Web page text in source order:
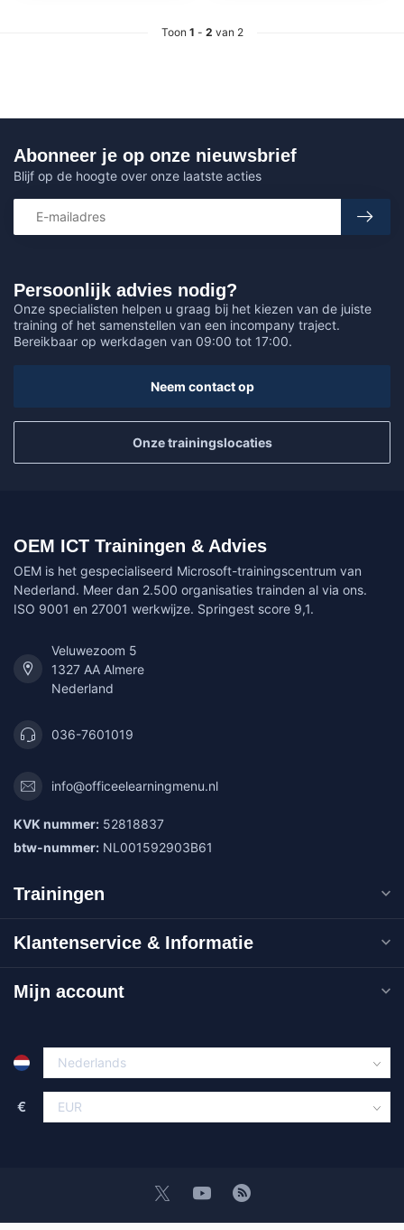
Toon 1 - 2 van 2
Persoonlijk advies nodig?
Onze specialisten helpen u graag bij het kiezen van de juiste
training of het samenstellen van een incompany traject.
Bereikbaar op werkdagen van 09:00 tot 17:00.
Neem contact op
Onze trainingslocaties
Abonneer je op onze nieuwsbrief
Blijf op de hoogte over onze laatste acties
OEM ICT Trainingen & Advies
OEM is het gespecialiseerd Microsoft-trainingscentrum van
Nederland. Meer dan 2.500 organisaties trainden al via ons.
ISO 9001 en 27001 werkwijze. Springest score 9,1.
Veluwezoom 5
1327 AA Almere
Nederland
036-7601019
info@officeelearningmenu.nl
KVK nummer: 52818837
btw-nummer: NL001592903B61
Trainingen
Klantenservice & Informatie
Mijn account
€